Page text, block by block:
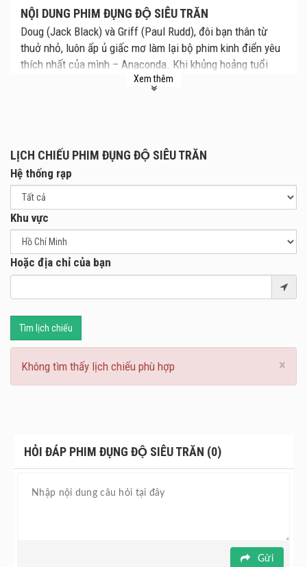
NỘI DUNG PHIM ĐỤNG ĐỘ SIÊU TRĂN
Doug (Jack Black) và Griff (Paul Rudd), đôi bạn thân từ
thuở nhỏ, luôn ấp ủ giấc mơ làm lại bộ phim kinh điển yêu
thích nhất của mình – Anaconda. Khi khủng hoảng tuổi
trung niên ập đến, họ quyết định liều lĩnh biến giấc mơ
xuất hiện, biến phim trường hài hước hỗn loạn thành cuộc
chiến sinh tử thực thụ. Bộ phim mà họ khao khát “chết đi
sống lại” để thực hiện có nguy cơ khiến họ… chết thật!
Xem thêm
LỊCH CHIẾU PHIM ĐỤNG ĐỘ SIÊU TRĂN
Hệ thống rạp
Khu vực
Hoặc địa chỉ của bạn
Tìm lịch chiếu
×
Không tìm thấy lịch chiếu phù hợp
HỎI ĐÁP PHIM ĐỤNG ĐỘ SIÊU TRĂN (0)
Gửi